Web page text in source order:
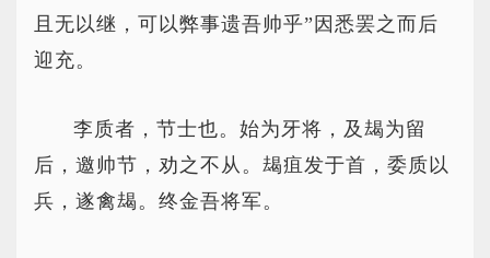
且无以继，可以弊事遗吾帅乎”因悉罢之而后
迎充。
李质者，节士也。始为牙将，及朅为留
后，邀帅节，劝之不从。朅疽发于首，委质以
兵，遂禽朅。终金吾将军。